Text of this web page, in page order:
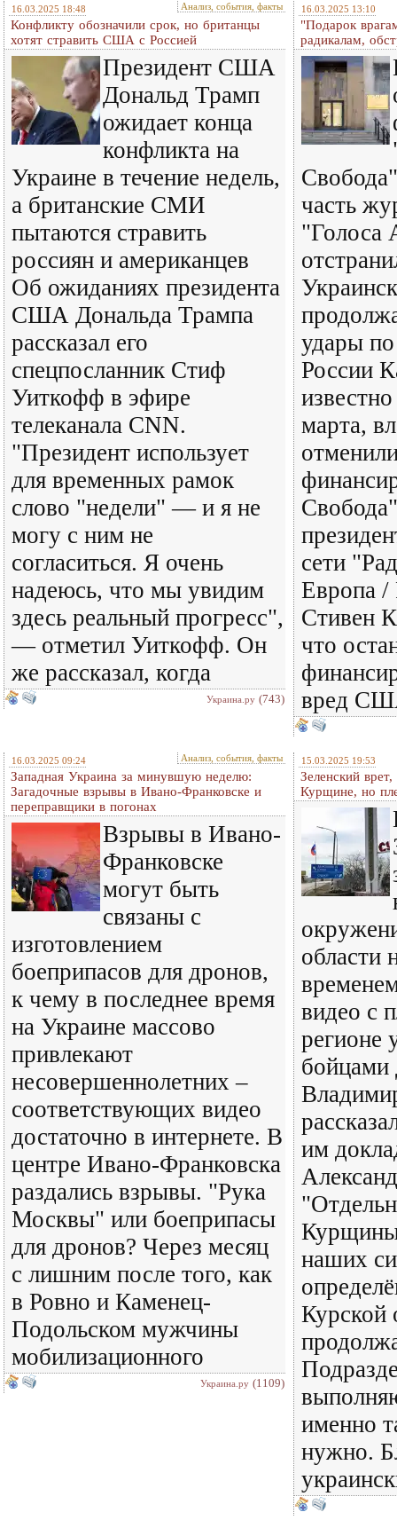
16.03.2025 18:48 Анализ, события, факты
Конфликту обозначили срок, но британцы
хотят стравить США с Россией
Президент США
Дональд Трамп
ожидает конца
конфликта на
Украине в течение недель,
а британские СМИ
пытаются стравить
россиян и американцев
Об ожиданиях президента
США Дональда Трампа
рассказал его
спецпосланник Стиф
Уиткофф в эфире
телеканала CNN.
"Президент использует
для временных рамок
слово "недели" — и я не
могу с ним не
согласиться. Я очень
надеюсь, что мы увидим
здесь реальный прогресс",
— отметил Уиткофф. Он
же рассказал, когда
Украина.ру (743)
16.03.2025 13:10
"Подарок
радикалам,
часть
"Голоса
удары
России
марта,
сети
Европа /
Стивен
что
вред
16.03.2025 09:24 Анализ, события, факты
Западная Украина за минувшую неделю:
Загадочные взрывы в Ивано-Франковске и
переправщики в погонах
Взрывы в Ивано-
Франковске
могут быть
связаны с
изготовлением
боеприпасов для дронов,
к чему в последнее время
на Украине массово
привлекают
несовершеннолетних –
соответствующих видео
достаточно в интернете. В
центре Ивано-Франковска
раздались взрывы. "Рука
Москвы" или боеприпасы
для дронов? Через месяц
с лишним после того, как
в Ровно и Каменец-
Подольском мужчины
мобилизационного
Украина.ру (1109)
15.03.2025 19:53
Зеленский
Курщине, но
области
видео с
регионе
бойцами
им
наших
Курской
именно
нужно.